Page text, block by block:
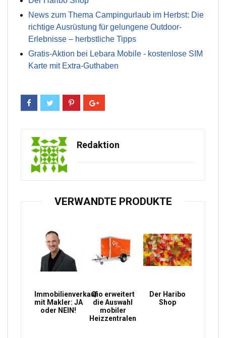
News zum Thema Campingurlaub im Herbst: Die
richtige Ausrüstung für gelungene Outdoor-
Erlebnisse – herbstliche Tipps
Gratis-Aktion bei Lebara Mobile - kostenlose SIM
Karte mit Extra-Guthaben
Redaktion
VERWANDTE PRODUKTE
Immobilienverkauf
mit Makler: JA
oder NEIN!
Qio erweitert
die Auswahl
mobiler
Heizzentralen
Der Haribo
Shop